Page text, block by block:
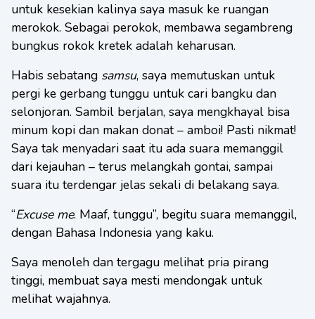
untuk kesekian kalinya saya masuk ke ruangan
merokok. Sebagai perokok, membawa segambreng
bungkus rokok kretek adalah keharusan.
Habis sebatang samsu, saya memutuskan untuk
pergi ke gerbang tunggu untuk cari bangku dan
selonjoran. Sambil berjalan, saya mengkhayal bisa
minum kopi dan makan donat – amboi! Pasti nikmat!
Saya tak menyadari saat itu ada suara memanggil
dari kejauhan – terus melangkah gontai, sampai
suara itu terdengar jelas sekali di belakang saya.
“Excuse me. Maaf, tunggu”, begitu suara memanggil,
dengan Bahasa Indonesia yang kaku.
Saya menoleh dan tergagu melihat pria pirang
tinggi, membuat saya mesti mendongak untuk
melihat wajahnya.